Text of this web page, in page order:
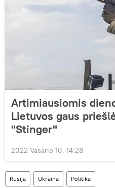
Artimiausiomis
Lietuvos gaus
"Stinger"
2022 Vasario 10, 14:28
Rusija Ukraina Politika